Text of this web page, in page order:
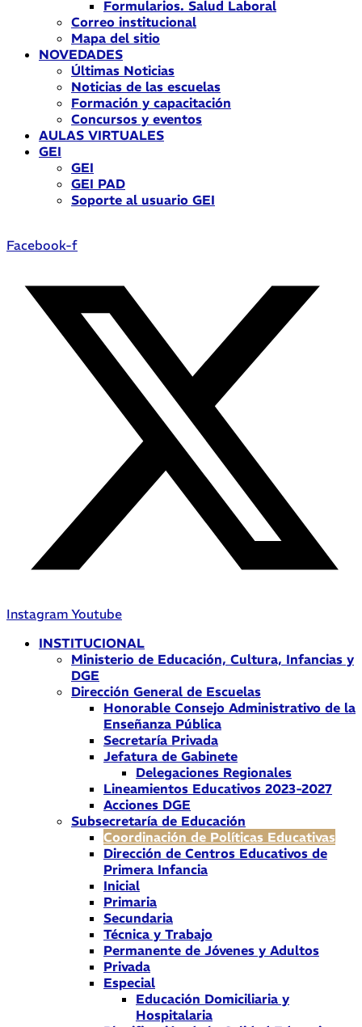
Formularios. Salud Laboral
Correo institucional
Mapa del sitio
NOVEDADES
Últimas Noticias
Noticias de las escuelas
Formación y capacitación
Concursos y eventos
AULAS VIRTUALES
GEI
GEI
GEI PAD
Soporte al usuario GEI
Facebook-f
Instagram Youtube
INSTITUCIONAL
Ministerio de Educación, Cultura, Infancias y
DGE
Dirección General de Escuelas
Honorable Consejo Administrativo de la
Enseñanza Pública
Secretaría Privada
Jefatura de Gabinete
Delegaciones Regionales
Lineamientos Educativos 2023-2027
Acciones DGE
Subsecretaría de Educación
Coordinación de Políticas Educativas
Dirección de Centros Educativos de
Primera Infancia
Inicial
Primaria
Secundaria
Técnica y Trabajo
Permanente de Jóvenes y Adultos
Privada
Especial
Educación Domiciliaria y
Hospitalaria